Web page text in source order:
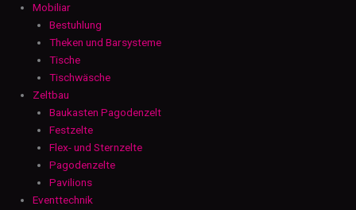
Mobiliar
Bestuhlung
Theken und Barsysteme
Tische
Tischwäsche
Zeltbau
Baukasten Pagodenzelt
Festzelte
Flex- und Sternzelte
Pagodenzelte
Pavilions
Eventtechnik